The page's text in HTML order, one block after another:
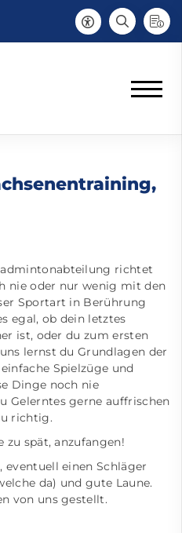
richtet
nie oder nur wenig mit den
Sportart in Berührung
egal, ob dein letztes
ist, oder du zum ersten
lernst du Grundlagen der
Spielzüge und
Dinge noch nie
Gelerntes gerne auffrischen
richtig.
zu spät, anzufangen!
einen Schläger
da) und gute Laune.
von uns gestellt.